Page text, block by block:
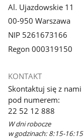
Al. Ujazdowskie 11
00-950 Warszawa
NIP 5261673166
Regon 000319150
KONTAKT
Skontaktuj się z nami
pod numerem:
22 52 12 888
W dni robocze
w godzinach: 8:15-16:15